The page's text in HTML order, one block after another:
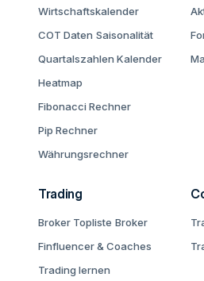
Wirtschaftskalender
COT Daten Saisonalität
Quartalszahlen Kalender
Heatmap
Fibonacci Rechner
Pip Rechner
Währungsrechner
Trading
Broker Topliste Broker
Finfluencer & Coaches
Trading lernen